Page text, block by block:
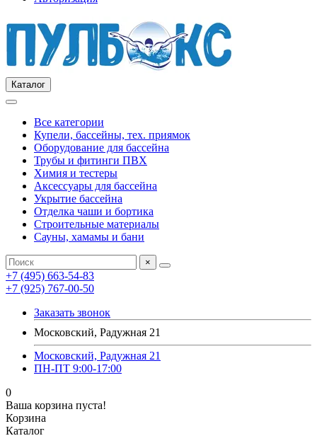
Каталог
Все категории
Купели, бассейны, тех. приямок
Оборудование для бассейна
Трубы и фитинги ПВХ
Химия и тестеры
Аксессуары для бассейна
Укрытие бассейна
Отделка чаши и бортика
Строительные материалы
Сауны, хамамы и бани
×
+7 (495) 663-54-83
+7 (925) 767-00-50
Заказать звонок
Московский, Радужная 21
Московский, Радужная 21
ПН-ПТ 9:00-17:00
0
Ваша корзина пуста!
Корзина
Каталог